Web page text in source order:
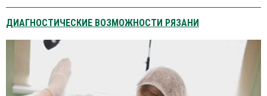
ДИАГНОСТИЧЕСКИЕ ВОЗМОЖНОСТИ РЯЗАНИ